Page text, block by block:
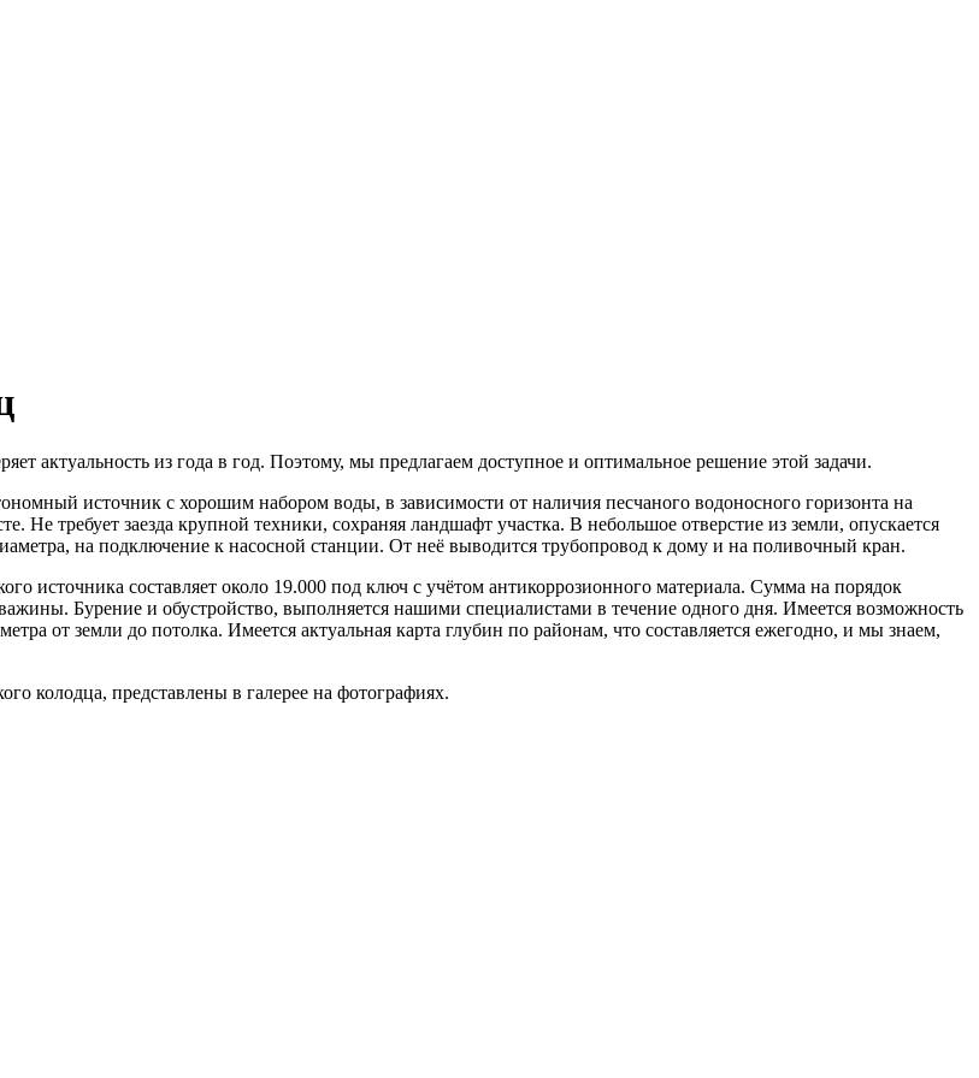
актуальность из года в год. Поэтому, мы предлагаем доступное и оптимальное решение этой задачи.
источник с хорошим набором воды, в зависимости от наличия песчаного водоносного горизонта на
Не требует заезда крупной техники, сохраняя ландшафт участка. В небольшое отверстие из земли, опускается
на подключение к насосной станции. От неё выводится трубопровод к дому и на поливочный кран.
источника составляет около 19.000 под ключ с учётом антикоррозионного материала. Сумма на порядок
Бурение и обустройство, выполняется нашими специалистами в течение одного дня. Имеется возможность
от земли до потолка. Имеется актуальная карта глубин по районам, что составляется ежегодно, и мы знаем,
колодца, представлены в галерее на фотографиях.